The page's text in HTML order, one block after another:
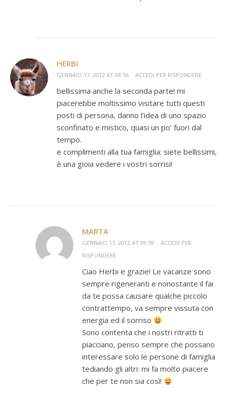
HERBI
GENNAIO 17, 2012 AT 08:56 ACCEDI PER RISPONDERE
bellissima anche la seconda parte! mi
piacerebbe moltissimo visitare tutti questi
posti di persona, danno l’idea di uno spazio
sconfinato e mistico, quasi un po’ fuori dal
tempo.
e complimenti alla tua famiglia: siete bellissimi,
è una gioia vedere i vostri sorrisi!
MARTA
GENNAIO 17, 2012 AT 09:59
ACCEDI PER
RISPONDERE
Ciao Herbi e grazie! Le vacanze sono
sempre rigeneranti e nonostante il fai
da te possa causare qualche piccolo
contrattempo, va sempre vissuta con
energia ed il sorriso
Sono contenta che i nostri ritratti ti
piacciano, penso sempre che possano
interessare solo le persone di famiglia
tediando gli altri: mi fa molto piacere
che per te non sia così!